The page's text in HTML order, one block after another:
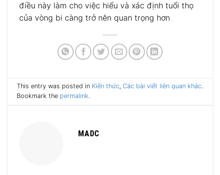
điều này làm cho việc hiểu và xác định tuổi thọ
của vòng bi càng trở nên quan trọng hơn
This entry was posted in Kiến thức,Các bài viết liên quan khác.
Bookmark the permalink.
MADC